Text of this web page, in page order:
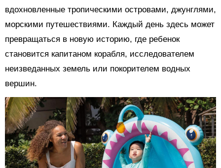
вдохновленные тропическими островами, джунглями,
морскими путешествиями. Каждый день здесь может
превращаться в новую историю, где ребенок
становится капитаном корабля, исследователем
неизведанных земель или покорителем водных
вершин.